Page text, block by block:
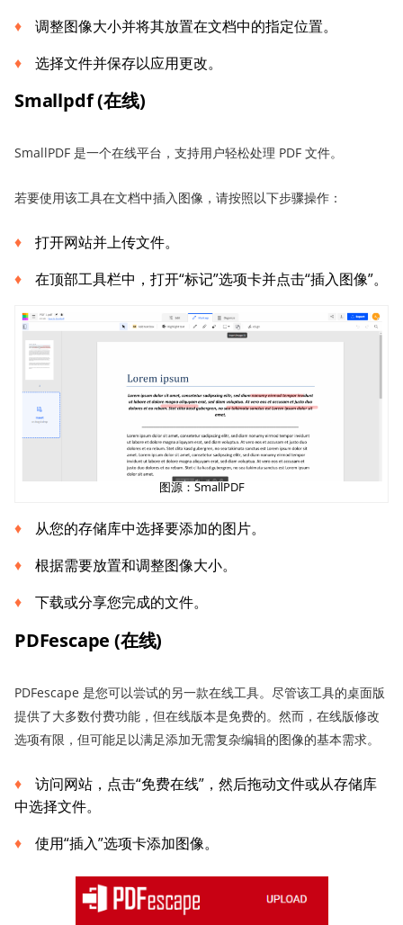
调整图像大小并将其放置在文档中的指定位置。
选择文件并保存以应用更改。
Smallpdf (在线)
SmallPDF 是一个在线平台，支持用户轻松处理 PDF 文件。
若要使用该工具在文档中插入图像，请按照以下步骤操作：
打开网站并上传文件。
在顶部工具栏中，打开“标记”选项卡并点击“插入图像”。
图源：SmallPDF
从您的存储库中选择要添加的图片。
根据需要放置和调整图像大小。
下载或分享您完成的文件。
PDFescape (在线)
PDFescape 是您可以尝试的另一款在线工具。尽管该工具的桌面版
提供了大多数付费功能，但在线版本是免费的。然而，在线版修改
选项有限，但可能足以满足添加无需复杂编辑的图像的基本需求。
访问网站，点击“免费在线”，然后拖动文件或从存储库
中选择文件。
使用“插入”选项卡添加图像。